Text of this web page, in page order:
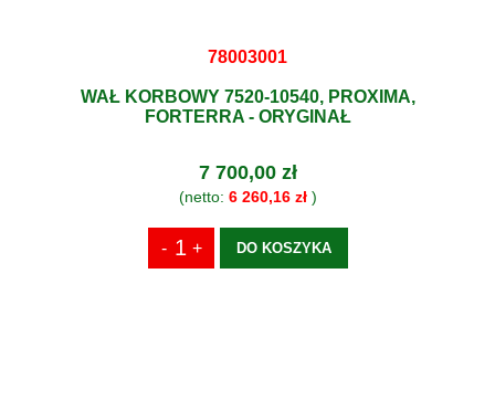
78003001
WAŁ KORBOWY 7520-10540, PROXIMA,
FORTERRA - ORYGINAŁ
7 700,00 zł
(netto: 6 260,16 zł)
DO KOSZYKA